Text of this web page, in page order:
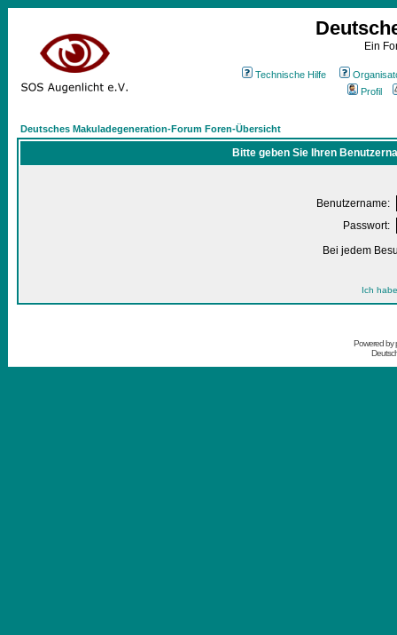
Ein
Technische Hilfe
Profil
Deutsches Makuladegeneration-Forum Foren-Übersicht
Bitte geben Sie Ihren
Benutzername:
Passwort:
Bei jedem
Ich
Powered by